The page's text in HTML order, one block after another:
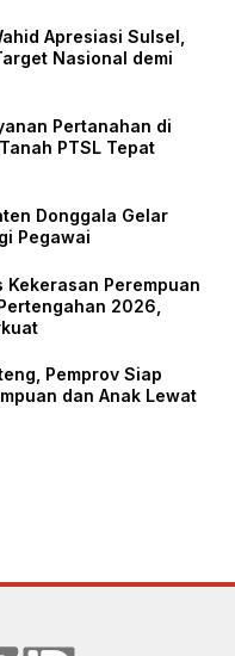
Apresiasi Sulsel,
Nasional demi
Pertanahan di
PTSL Tepat
Donggala Gelar
Pegawai
Perempuan
2026,
Pemprov Siap
dan Anak Lewat